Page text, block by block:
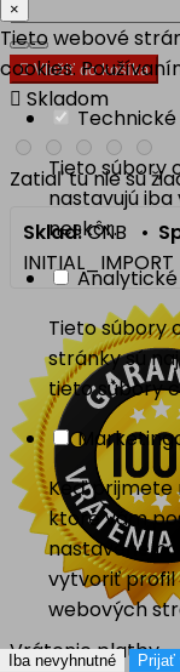
Vložiť do košíka
 Skladom
Zatiaľ tu nie sú
Sklad:CNB •
INITIAL_IMPORT
Vrátenie platby
×
Tieto webové
cookies.
Tieto súbory
nastavujú
neskôr.
Tieto súbory
stránky sú
tieto súbory
Keď prijmete
ktoré vám
nastavené
vytvoriť profil
webových
Iba nevyhnutné Prijať